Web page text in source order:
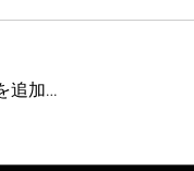
追加…